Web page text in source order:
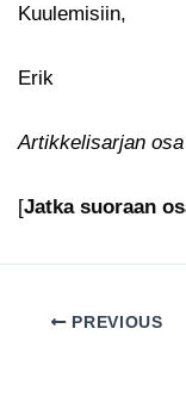
Kuulemisiin,
Erik
Artikkelisarjan
[Jatka suoraan
PREVIOUS